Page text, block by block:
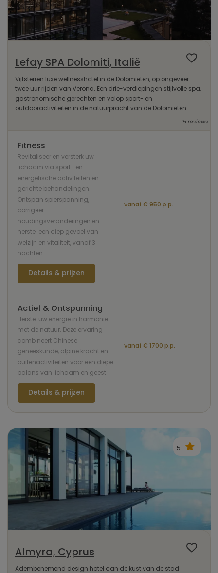
Lefay SPA Dolomiti, Italië
Vijfsterren luxe wellnesshotel in de Dolomieten, op ongeveer
twee uur rijden van Verona. Een drie-verdiepingen stijlvolle spa,
gastronomische gerechten en volop sport- en
outdooractiviteiten in de natuurpracht van de Dolomieten.
15 reviews
Fitness
Revitaliseer en versterk uw
lichaam via sport- en
energetische activiteiten en
gerichte behandelingen.
Ontspan spierspanning,
corrigeer
houdingsveranderingen en
herstel een diep gevoel van
welzijn en vitaliteit, vanaf 3
nachten
vanaf € 950 p.p.
Details & prijzen
Actief & Ontspanning
Herstel uw energie in harmonie
met de natuur. Deze ervaring
combineert Chinese
geneeskunde, alpine kracht en
buitenactiviteiten voor een diepe
balans van lichaam en geest
vanaf € 1700 p.p.
Details & prijzen
5
Almyra, Cyprus
Adembenemend design hotel aan de kust van de stad